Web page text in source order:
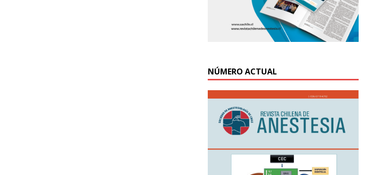
NÚMERO ACTUAL